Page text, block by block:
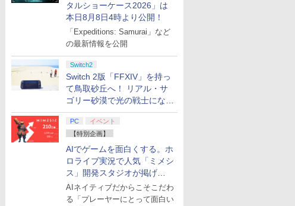
タルショーケース2026」は
本日8月8日4時より公開！
「Expeditions: Samurai」など
の最新情報を公開
Switch2
Switch 2版「FFXIV」を持っ
て鳥取砂丘へ！ リアル・サ
ゴリー砂漠で光の戦士になっ
てみた
PC
イベント
【特別企画】
AIでゲームを面白くする。ホ
ロライブ実況で人気「ミメシ
ス」開発スタジオが掲げ
る“AI活用の信念”とは？【講
演レポート】
AIネイティブだからこそこだわ
る「プレーヤーにとって面白い